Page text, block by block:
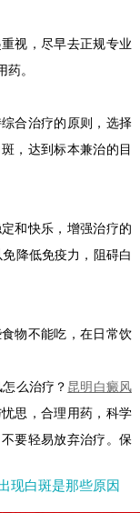
视，尽早去正规专业
。
合治疗的原则，选择
，达到标本兼治的目
和快乐，增强治疗的
降低免疫力，阻碍白
物不能吃，在日常饮
么治疗？ 昆明白癜风
思，合理用药，科学
要轻易放弃治疗。保
现白斑是那些原因